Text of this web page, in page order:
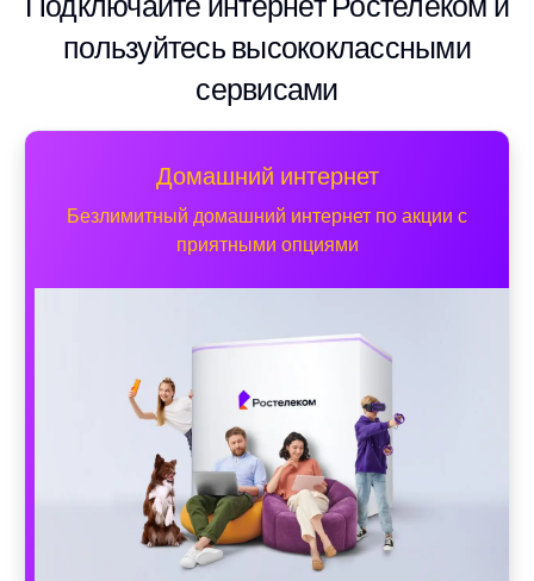
пользуйтесь высококлассными
сервисами
Домашний интернет
Безлимитный домашний интернет по акции с
приятными опциями